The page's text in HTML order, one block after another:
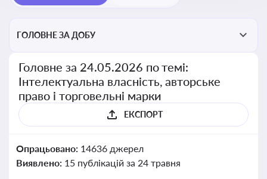
ГОЛОВНЕ ЗА ДОБУ
Головне за 24.05.2026 по темі:
Інтелектуальна власність, авторське
право і торговельні марки
ЕКСПОРТ
Опрацьовано: 14636 джерел
Виявлено: 15 публікацій за 24 травня